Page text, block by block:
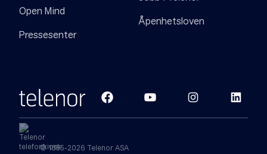
Open Mind
Pressesenter
Åpenhetsloven
© 1855-2026 Telenor ASA